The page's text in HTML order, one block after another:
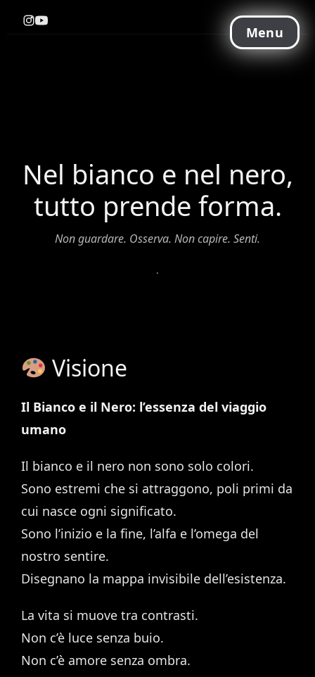
Menu
Nel bianco e nel nero,
tutto prende forma.
Non guardare. Osserva. Non capire. Senti.
.
Visione
Il Bianco e il Nero: l’essenza del viaggio
umano
Il bianco e il nero non sono solo colori.
Sono estremi che si attraggono, poli primi da
cui nasce ogni significato.
Sono l’inizio e la fine, l’alfa e l’omega del
nostro sentire.
Disegnano la mappa invisibile dell’esistenza.
La vita si muove tra contrasti.
Non c’è luce senza buio.
Non c’è amore senza ombra.